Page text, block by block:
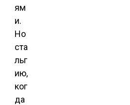
ям
и.
Но
ста
льг
ию,
ког
да